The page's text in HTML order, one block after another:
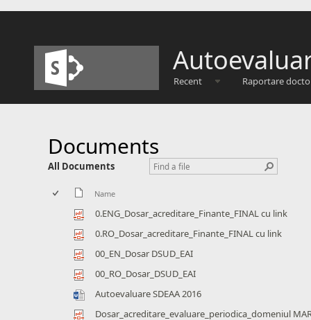
Recent Raportare
Documents
All Documents
Name
0.ENG_Dosar_acreditare_Finante_FINAL cu link
0.RO_Dosar_acreditare_Finante_FINAL cu link
00_EN_Dosar DSUD_EAI
00_RO_Dosar_DSUD_EAI
Autoevaluare SDEAA 2016
Dosar_acreditare_evaluare_periodica_domeniul